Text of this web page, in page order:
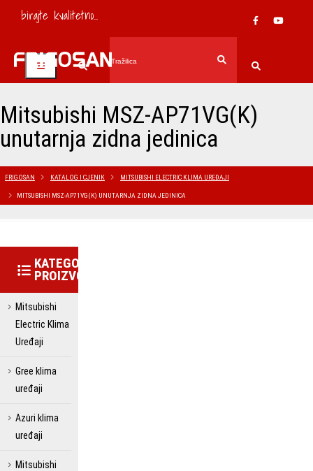
birajte kvalitetno...
Mitsubishi MSZ-AP71VG(K)
unutarnja zidna jedinica
FRIGOSAN KATALOG I CJENIK MITSUBISHI ELECTRIC KLIMA UREĐAJI
MITSUBISHI MSZ-AP71VG(K) UNUTARNJA ZIDNA JEDINICA
KATEGORIJE
PROIZVODA
Mitsubishi
Electric Klima
Uređaji
Gree klima
uređaji
Azuri klima
uređaji
Mitsubishi